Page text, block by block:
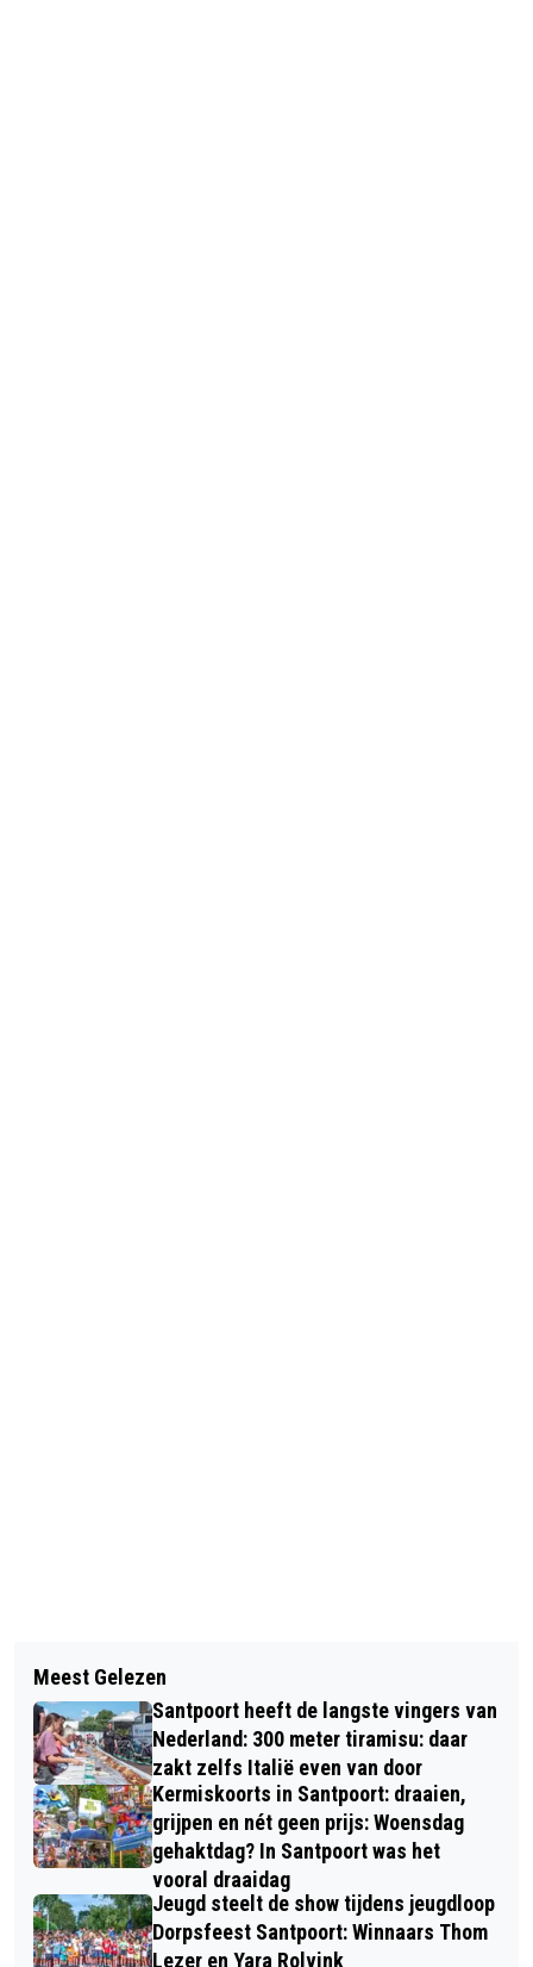
PROVINCIE NOORD HOLLAND
LANCEERT MASTERPLAN WONEN
ONTMOETINGSCENTRUM VOGELHART
VAN KENNEMERHART VERHUIST
NAAR DORPSHUIS VOGELENZANG
Meest Gelezen
Santpoort heeft de langste vingers van
Nederland: 300 meter tiramisu: daar
zakt zelfs Italië even van door
Kermiskoorts in Santpoort: draaien,
grijpen en nét geen prijs: Woensdag
gehaktdag? In Santpoort was het
vooral draaidag
Jeugd steelt de show tijdens jeugdloop
Dorpsfeest Santpoort: Winnaars Thom
Lezer en Yara Rolvink